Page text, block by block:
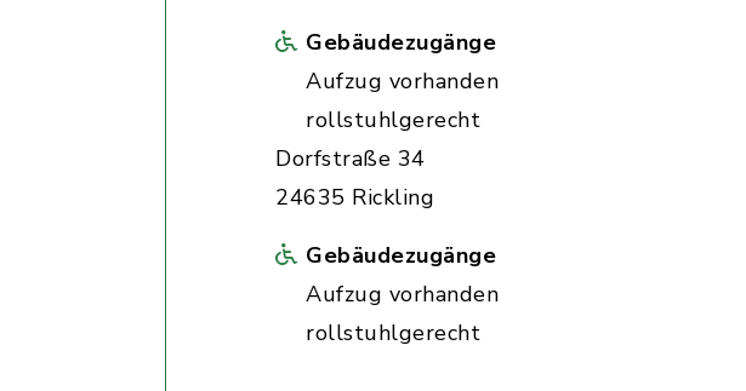
Gebäudezugänge
Aufzug vorhanden
rollstuhlgerecht
Dorfstraße 34
24635 Rickling
Gebäudezugänge
Aufzug vorhanden
rollstuhlgerecht